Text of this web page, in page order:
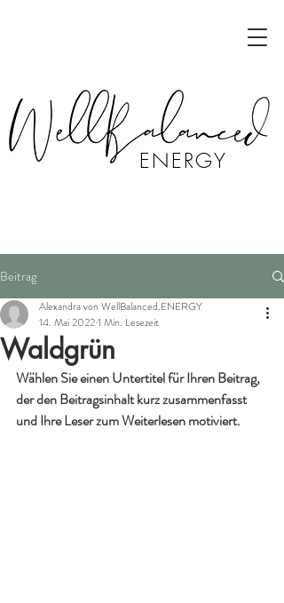
ENERGY
Beitrag
Waldgrün
Alexandra von WellBalanced.ENERGY
14. Mai 20221 Min. Lesezeit
Wählen Sie einen Untertitel für Ihren Beitrag,
der den Beitragsinhalt kurz zusammenfasst
und Ihre Leser zum Weiterlesen motiviert.